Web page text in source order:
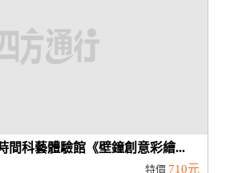
間科藝體驗館《壁鐘創意彩繪...
特價 710元